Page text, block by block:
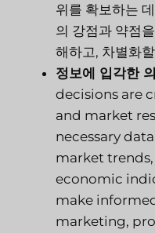
위를 확보하는
의 강점과 약점
해하고, 차별화
정보에 입각한
decisions are
and market
necessary
market
economic
make
marketing,